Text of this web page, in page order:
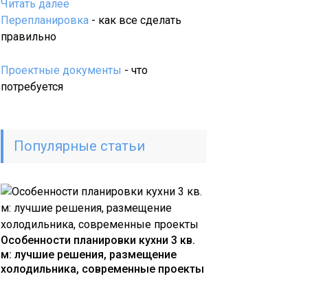
Читать далее
Как
для
дизайна
Перепланировка - как все сделать
правильно
Проектные документы - что
потребуется
Популярные статьи
Особенности планировки кухни 3 кв.
м: лучшие решения, размещение
холодильника, современные проекты